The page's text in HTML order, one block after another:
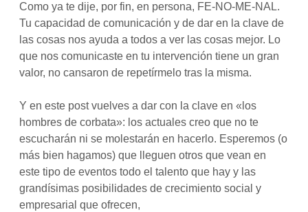
Como ya te dije, por fin, en persona, FE-NO-ME-NAL.
Tu capacidad de comunicación y de dar en la clave de
las cosas nos ayuda a todos a ver las cosas mejor. Lo
que nos comunicaste en tu intervención tiene un gran
valor, no cansaron de repetírmelo tras la misma.
Y en este post vuelves a dar con la clave en «los
hombres de corbata»: los actuales creo que no te
escucharán ni se molestarán en hacerlo. Esperemos (o
más bien hagamos) que lleguen otros que vean en
este tipo de eventos todo el talento que hay y las
grandísimas posibilidades de crecimiento social y
empresarial que ofrecen,